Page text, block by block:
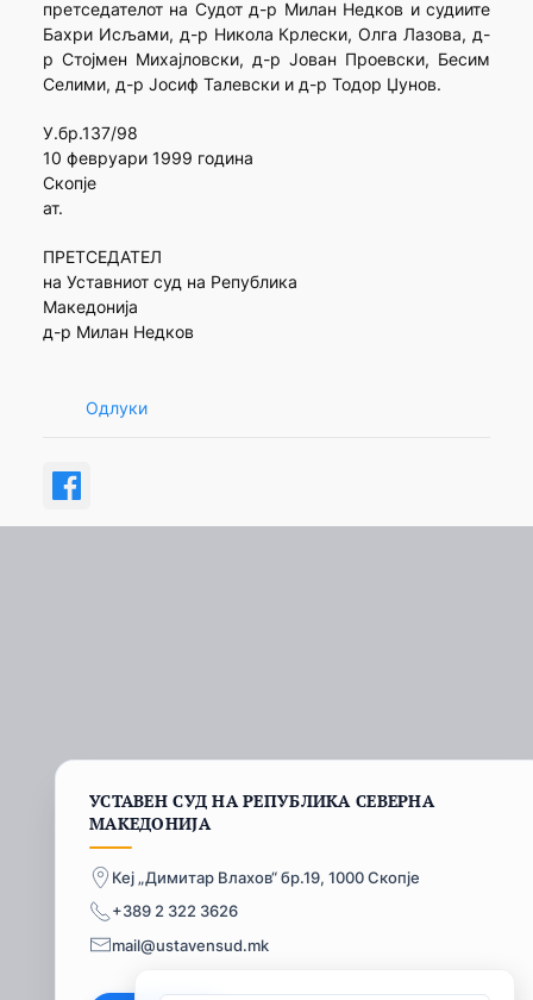
претседателот на Судот д-р Милан Недков и судиите
Бахри Исљами, д-р Никола Крлески, Олга Лазова, д-
р Стојмен Михајловски, д-р Јован Проевски, Бесим
Селими, д-р Јосиф Талевски и д-р Тодор Џунов.
У.бр.137/98
10 февруари 1999 година
Скопје
ат.
ПРЕТСЕДАТЕЛ
на Уставниот суд на Република
Македонија
д-р Милан Недков
Одлуки
УСТАВЕН СУД НА РЕПУБЛИКА СЕВЕРНА
МАКЕДОНИЈА
Кеј „Димитар Влахов“ бр.19, 1000 Скопје
+389 2 322 3626
mail@ustavensud.mk